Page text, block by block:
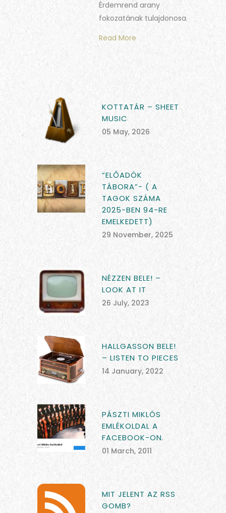
Érdemrend arany
fokozatának tulajdonosa.
Read More
KOTTATÁR – SHEET
MUSIC
05 May, 2026
“ELŐADÓK
TÁBORA”- ( A
TAGOK SZÁMA
2025-BEN 94-RE
EMELKEDETT)
29 November, 2025
NÉZZEN BELE! –
LOOK AT IT
26 July, 2023
HALLGASSON BELE!
– LISTEN TO PIECES
14 January, 2022
PÁSZTI MIKLÓS
EMLÉKOLDAL A
FACEBOOK-ON.
01 March, 2011
MIT JELENT AZ RSS
GOMB?